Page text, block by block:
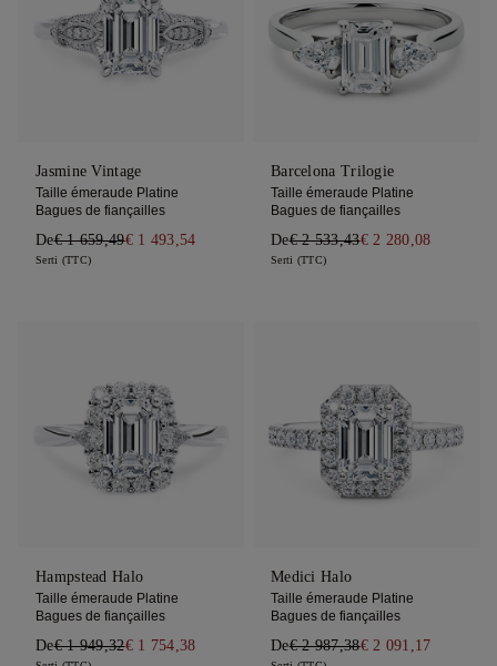
Jasmine Vintage
Taille émeraude Platine
Bagues de fiançailles
De€ 1 659,49€ 1 493,54
Serti (TTC)
Barcelona Trilogie
Taille émeraude Platine
Bagues de fiançailles
De€ 2 533,43€ 2 280,08
Serti (TTC)
Hampstead Halo
Taille émeraude Platine
Bagues de fiançailles
De€ 1 949,32€ 1 754,38
Medici Halo
Taille émeraude Platine
Bagues de fiançailles
De€ 2 987,38€ 2 091,17